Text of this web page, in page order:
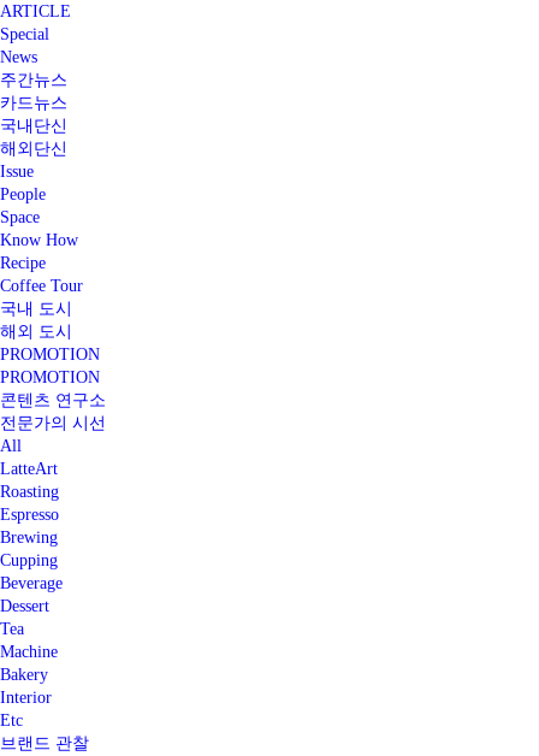
ARTICLE
Special
News
주간뉴스
카드뉴스
국내단신
해외단신
Issue
People
Space
Know How
Recipe
Coffee Tour
국내 도시
해외 도시
PROMOTION
PROMOTION
콘텐츠 연구소
전문가의 시선
All
LatteArt
Roasting
Espresso
Brewing
Cupping
Beverage
Dessert
Tea
Machine
Bakery
Interior
Etc
브랜드 관찰